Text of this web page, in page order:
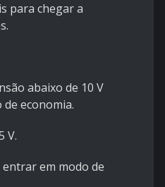
para chegar a
abaixo de 10 V
economia.
V.
em modo de